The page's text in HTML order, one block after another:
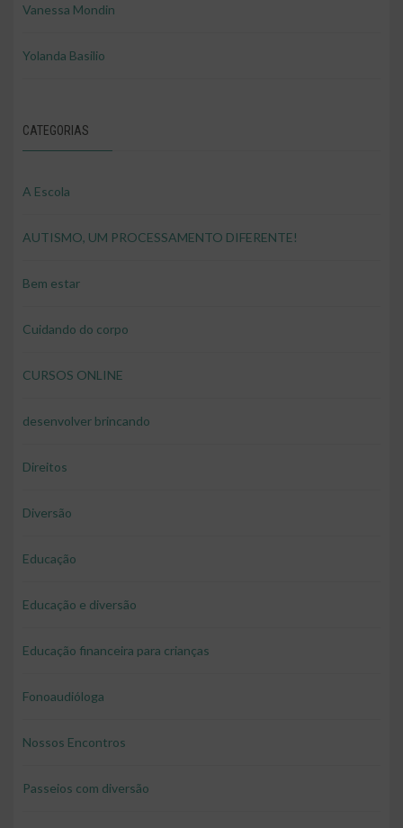
Vanessa Mondin
Yolanda Basilio
CATEGORIAS
A Escola
AUTISMO, UM PROCESSAMENTO DIFERENTE!
Bem estar
Cuidando do corpo
CURSOS ONLINE
desenvolver brincando
Direitos
Diversão
Educação
Educação e diversão
Educação financeira para crianças
Fonoaudióloga
Nossos Encontros
Passeios com diversão